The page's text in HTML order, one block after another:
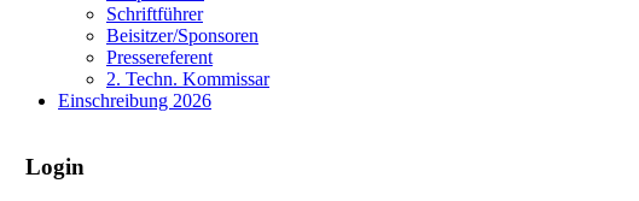
Schriftführer
Beisitzer/Sponsoren
Pressereferent
2. Techn. Kommissar
Einschreibung 2026
Login